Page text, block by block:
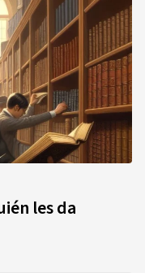
les da